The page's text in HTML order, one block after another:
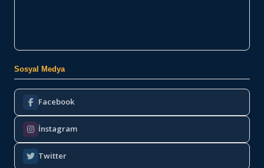
Sosyal Medya
Facebook
İnstagram
Twitter